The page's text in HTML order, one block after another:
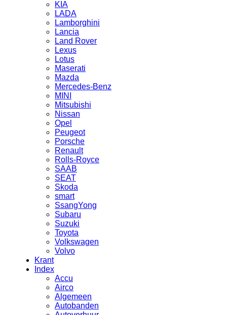
KIA
LADA
Lamborghini
Lancia
Land Rover
Lexus
Lotus
Maserati
Mazda
Mercedes-Benz
MINI
Mitsubishi
Nissan
Opel
Peugeot
Porsche
Renault
Rolls-Royce
SAAB
SEAT
Skoda
smart
SsangYong
Subaru
Suzuki
Toyota
Volkswagen
Volvo
Krant
Index
Accu
Airco
Algemeen
Autobanden